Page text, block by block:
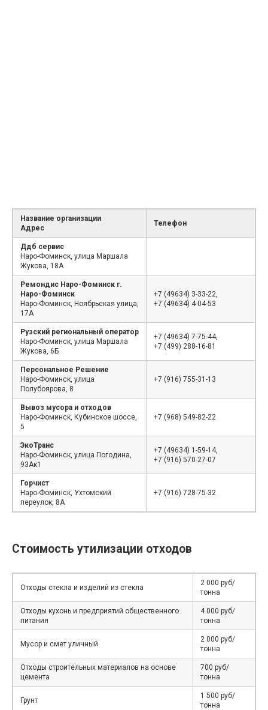
Название организации
Адрес
Телефон
Ддб сервис
Наро-Фоминск, улица Маршала
Жукова, 18А
Ремондис Наро-Фоминск г.
Наро-Фоминск
Наро-Фоминск, Ноябрьская улица,
17А
+7 (49634) 3-33-22,
+7 (49634) 4-04-53
Рузский региональный оператор
Наро-Фоминск, улица Маршала
Жукова, 6Б
+7 (49634) 7-75-44,
+7 (499) 288-16-81
Персональное Решение
Наро-Фоминск, улица
Полубоярова, 8
+7 (916) 755-31-13
Вывоз мусора и отходов
Наро-Фоминск, Кубинское шоссе,
5
+7 (968) 549-82-22
ЭкоТранс
Наро-Фоминск, улица Погодина,
93Ак1
+7 (49634) 1-59-14,
+7 (916) 570-27-07
Горчист
Наро-Фоминск, Ухтомский
переулок, 8А
+7 (916) 728-75-32
Стоимость утилизации отходов
Отходы стекла и изделий из стекла
2 000 руб/
тонна
Отходы кухонь и предприятий общественного
питания
4 000 руб/
тонна
Мусор и смет уличный
2 000 руб/
тонна
Отходы строительных материалов на основе
цемента
700 руб/
тонна
Грунт
1 500 руб/
тонна